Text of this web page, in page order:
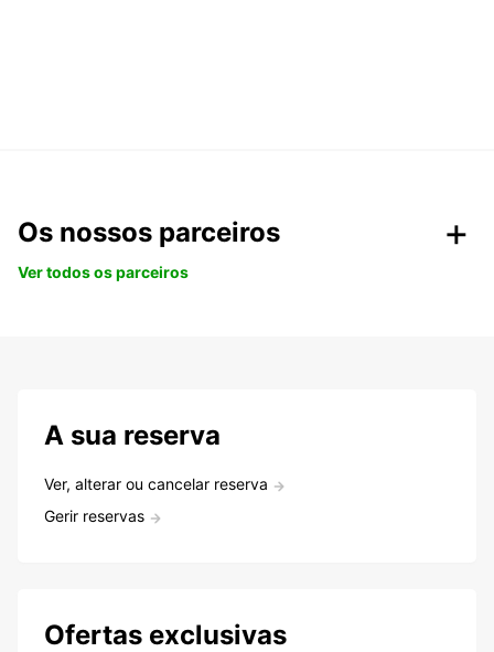
Os nossos parceiros
Ver todos os parceiros
A sua reserva
Ver, alterar ou cancelar reserva
Gerir reservas
Ofertas exclusivas